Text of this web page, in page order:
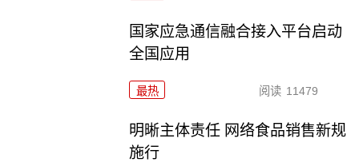
国家应急通信融合接入平台启动
全国应用
最热 阅读 11479
明晰主体责任 网络食品销售新规
施行